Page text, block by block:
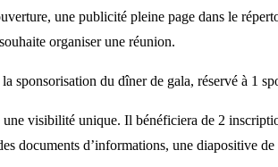
une publicité pleine page dans le
organiser une réunion.
sponsorisation du dîner de gala, réservé à 1
visibilité unique. Il bénéficiera de 2
documents d’informations, une diapositive de